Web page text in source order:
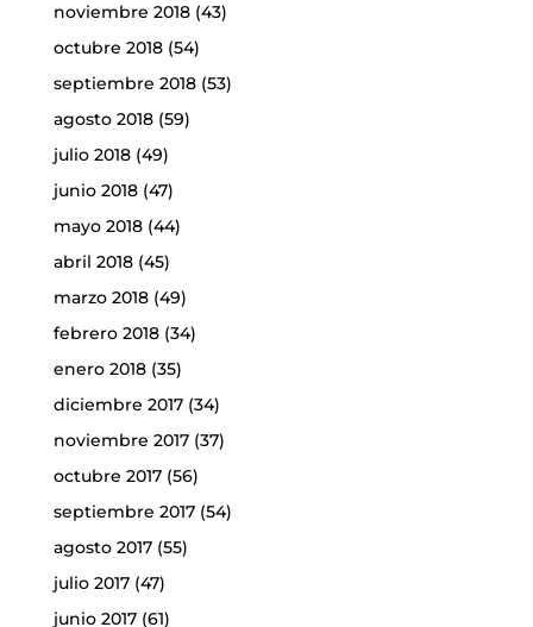
noviembre 2018(43)
octubre 2018(54)
septiembre 2018(53)
agosto 2018(59)
julio 2018(49)
junio 2018(47)
mayo 2018(44)
abril 2018(45)
marzo 2018(49)
febrero 2018(34)
enero 2018(35)
diciembre 2017(34)
noviembre 2017(37)
octubre 2017(56)
septiembre 2017(54)
agosto 2017(55)
julio 2017(47)
junio 2017(61)